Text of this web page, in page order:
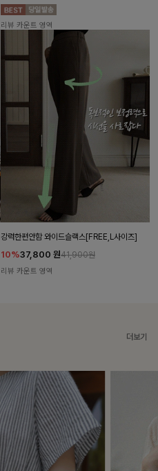
리뷰 카운트 영역
강력한편안함 와이드슬랙스[FREE,L사이즈]
10%37,800 원41,900원
리뷰 카운트 영역
더보기